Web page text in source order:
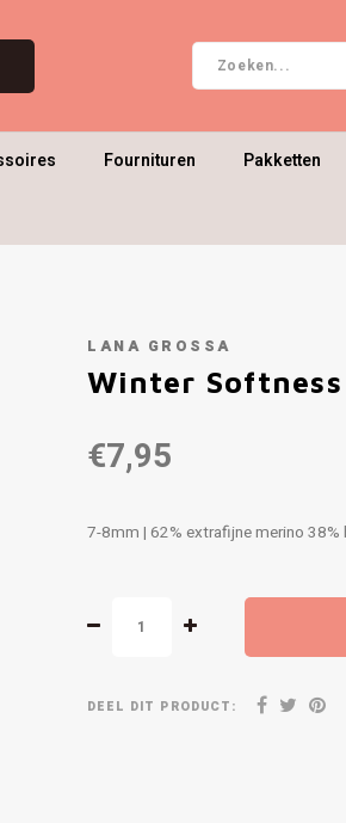
Fournituren Pakketten
LANA GROSSA
Winter
€7,95
7-8mm | 62% extrafijne merino
DEEL DIT PRODUCT: